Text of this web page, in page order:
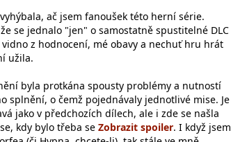
ač jsem fanoušek této herní série.
se jednalo "jen" o samostatně spustitelné DLC
z hodnocení, mé obavy a nechuť hru hrát
užila.
byla protkána spousty problémy a nutností
splnění, o čemž pojednávaly jednotlivé mise. Je
jako v předchozích dílech, ale i zde se našla
kdy bylo třeba se
. I když jsem